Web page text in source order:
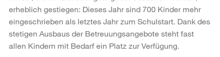
erheblich gestiegen: Dieses Jahr sind 700 Kinder mehr
eingeschrieben als letztes Jahr zum Schulstart. Dank des
stetigen Ausbaus der Betreuungsangebote steht fast
allen Kindern mit Bedarf ein Platz zur Verfügung.